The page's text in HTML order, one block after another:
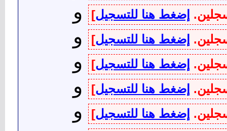
إضغط هنا للتسجيل] و
إضغط هنا للتسجيل] و
إضغط هنا للتسجيل] و
إضغط هنا للتسجيل] و
إضغط هنا للتسجيل] و